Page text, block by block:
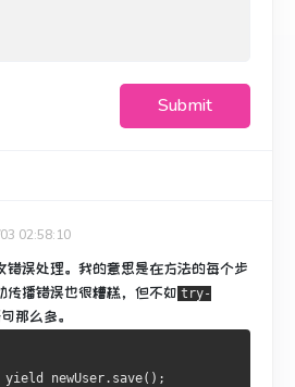
Submit
02:58:10
误处理。 我的意思是在方法的每个步
传播错误也很糟糕，但不如 try-
那么多。
newUser.save();